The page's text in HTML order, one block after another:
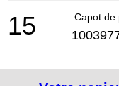
Capot de
15